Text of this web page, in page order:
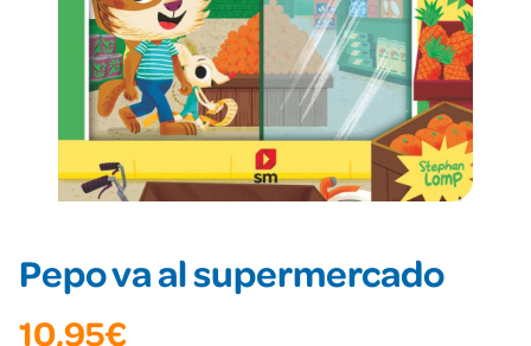
Pepo va al supermercado
10,95€